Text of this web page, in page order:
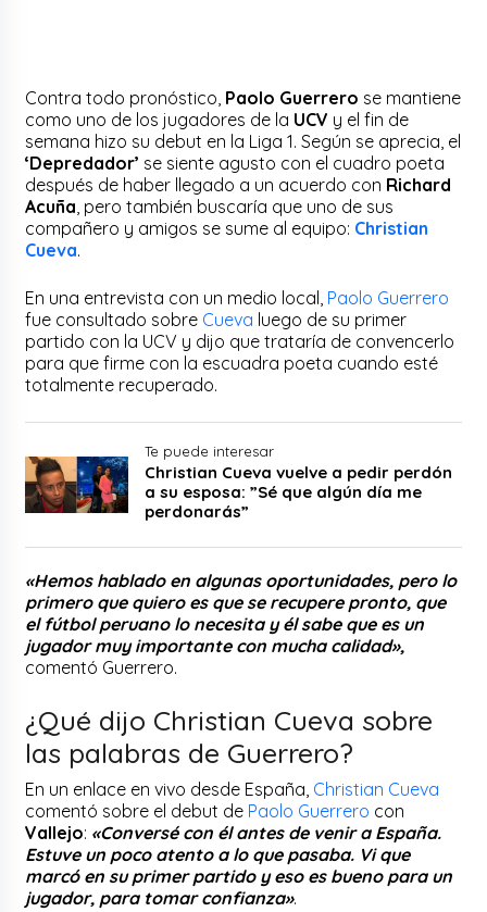
Contra todo pronóstico, Paolo Guerrero se mantiene
como uno de los jugadores de la UCV y el fin de
semana hizo su debut en la Liga 1. Según se aprecia, el
‘Depredador’ se siente agusto con el cuadro poeta
después de haber llegado a un acuerdo con Richard
Acuña , pero también buscaría que uno de sus
compañero y amigos se sume al equipo: Christian
Cueva.
En una entrevista con un medio local, Paolo Guerrero
fue consultado sobre Cueva luego de su primer
partido con la UCV y dijo que trataría de convencerlo
para que firme con la escuadra poeta cuando esté
totalmente recuperado.
Te puede interesar
Christian Cueva vuelve a pedir perdón
a su esposa: ”Sé que algún día me
perdonarás”
«Hemos hablado en algunas oportunidades, pero lo
primero que quiero es que se recupere pronto, que
el fútbol peruano lo necesita y él sabe que es un
jugador muy importante con mucha calidad»,
comentó Guerrero.
¿Qué dijo Christian Cueva sobre
las palabras de Guerrero?
En un enlace en vivo desde España, Christian Cueva
comentó sobre el debut de Paolo Guerrero con
Vallejo: «Conversé con él antes de venir a España.
Estuve un poco atento a lo que pasaba. Vi que
marcó en su primer partido y eso es bueno para un
jugador, para tomar confianza».